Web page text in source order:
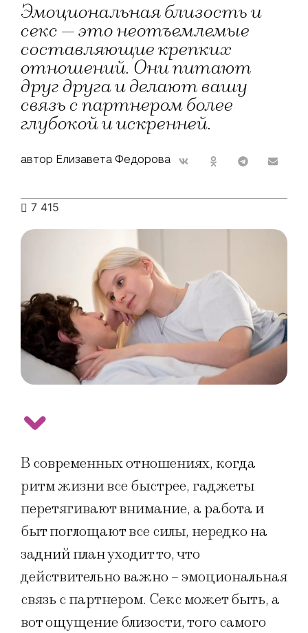
Эмоциональная близость и
секс — это неотъемлемые
составляющие крепких
отношений. Они питают
друг друга и делают вашу
связь с партнером более
глубокой и искренней.
автор Елизавета Федорова
7 415
В современных отношениях, когда
ритм жизни все быстрее, гаджеты
перетягивают внимание, а работа и
быт поглощают все силы, нередко на
задний план уходит то, что
действительно важно – эмоциональная
связь с партнером. Секс может быть, а
вот ощущение близости, того самого